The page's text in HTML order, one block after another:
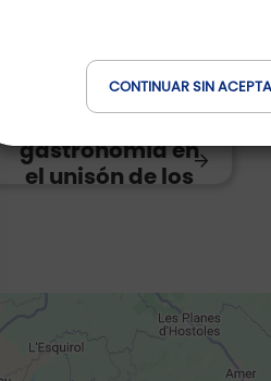
CONTINUAR SIN
16º junio 2025
Costa Brava-
gastronomía en
el unisón de los